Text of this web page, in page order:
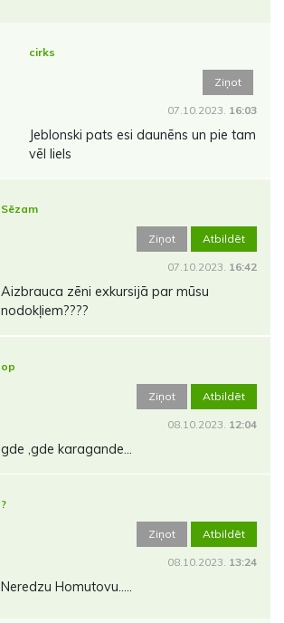
cirks
Ziņot
07.10.2023. 16:03
Jeblonski pats esi daunēns un pie tam
vēl liels
Sēzam
Ziņot Atbildēt
07.10.2023. 16:42
Aizbrauca zēni exkursijā par mūsu
nodokļiem????
op
Ziņot Atbildēt
08.10.2023. 12:04
gde ,gde karagande...
?
Ziņot Atbildēt
08.10.2023. 13:24
Neredzu Homutovu.....